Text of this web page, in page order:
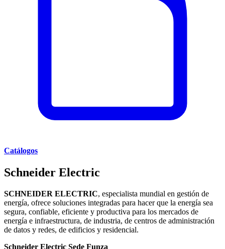
Catálogos
Schneider Electric
SCHNEIDER ELECTRIC, especialista mundial en gestión de
energía, ofrece soluciones integradas para hacer que la energía sea
segura, confiable, eficiente y productiva para los mercados de
energía e infraestructura, de industria, de centros de administración
de datos y redes, de edificios y residencial.
Schneider Electric Sede Funza